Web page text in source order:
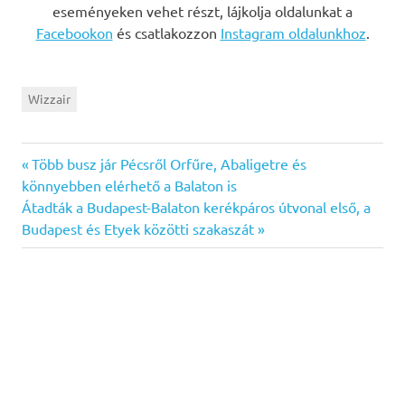
eseményeken vehet részt, lájkolja oldalunkat a
Facebookon és csatlakozzon Instagram oldalunkhoz.
Wizzair
Bejegyzés
navigáció
Previous
Post:
Több busz jár Pécsről Orfűre, Abaligetre és
könnyebben elérhető a Balaton is
Next
Post:
Átadták a Budapest-Balaton kerékpáros útvonal első, a
Budapest és Etyek közötti szakaszát